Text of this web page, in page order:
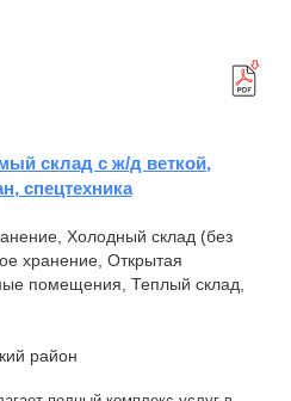
склад с ж/д веткой,
спецтехника
Холодный склад (без
хранение, Открытая
помещения, Теплый склад,
район